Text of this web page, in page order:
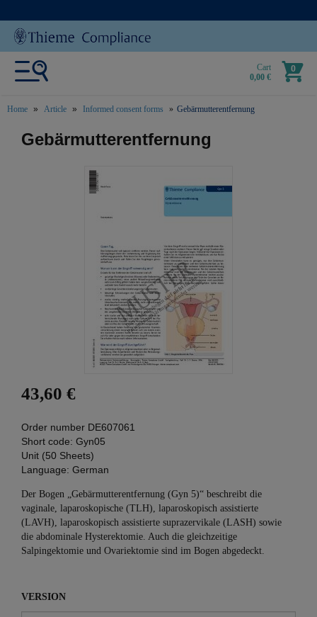
Cart
0,00 €
0
Home Article Informed consent forms Gebärmutterentfernung
text.skipToContent
text.skipToNavigation
Gebärmutterentfernung
43,60 €
Order number DE607061
Short code: Gyn05
Unit (50 Sheets)
Language: German
Der Bogen „Gebärmutterentfernung (Gyn 5)“ beschreibt die
vaginale, laparoskopische (TLH), laparoskopisch assistierte
(LAVH), laparoskopisch assistierte suprazervikale (LASH) sowie
die abdominale Hysterektomie. Auch die gleichzeitige
Salpingektomie und Ovariektomie sind im Bogen abgedeckt.
VERSION